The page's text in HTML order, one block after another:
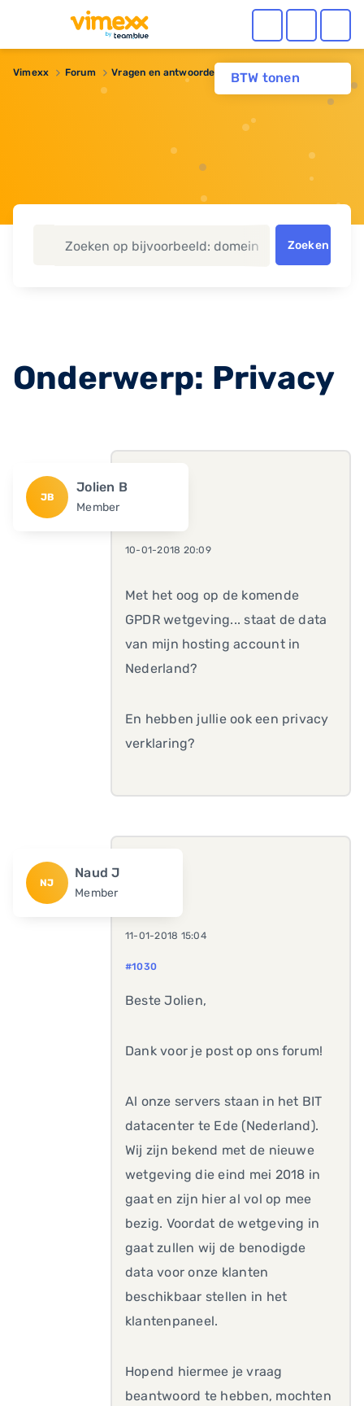
BTW tonen
Vimexx Forum Vragen en antwoorden Privacy
Zoeken
Onderwerp: Privacy
JB
Jolien B
Member
10-01-2018 20:09
Met het oog op de komende
GPDR wetgeving... staat de data
van mijn hosting account in
Nederland?
En hebben jullie ook een privacy
verklaring?
NJ
Naud J
Member
11-01-2018 15:04
#1030
Beste Jolien,
Dank voor je post op ons forum!
Al onze servers staan in het BIT
datacenter te Ede (Nederland).
Wij zijn bekend met de nieuwe
wetgeving die eind mei 2018 in
gaat en zijn hier al vol op mee
bezig. Voordat de wetgeving in
gaat zullen wij de benodigde
data voor onze klanten
beschikbaar stellen in het
klantenpaneel.
Hopend hiermee je vraag
beantwoord te hebben, mochten